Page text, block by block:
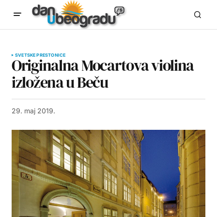
SVETSKE PRESTONICE
Originalna Mocartova violina
izložena u Beču
29. maj 2019.